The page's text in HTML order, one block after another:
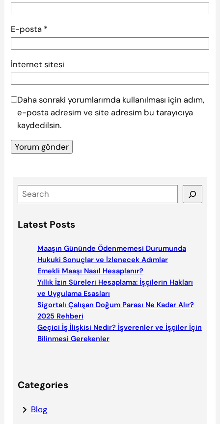
E-posta *
İnternet sitesi
Daha sonraki yorumlarımda kullanılması için adım,
e-posta adresim ve site adresim bu tarayıcıya
kaydedilsin.
e
rLatest Posts
Maaşın Gününde Ödenmemesi Durumunda
Hukuki Sonuçlar ve İzlenecek Adımlar
Emekli Maaşı Nasıl Hesaplanır?
Yıllık İzin Süreleri Hesaplama: İşçilerin Hakları
ve Uygulama Esasları
Sigortalı Çalışan Doğum Parası Ne Kadar Alır?
2025 Rehberi
Geçici İş İlişkisi Nedir? İşverenler ve İşçiler İçin
Bilinmesi Gerekenler
Categories
Blog